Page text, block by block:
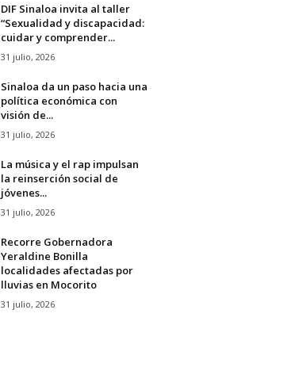
DIF Sinaloa invita al taller
“Sexualidad y discapacidad:
cuidar y comprender...
31 julio, 2026
Sinaloa da un paso hacia una
política económica con
visión de...
31 julio, 2026
La música y el rap impulsan
la reinserción social de
jóvenes...
31 julio, 2026
Recorre Gobernadora
Yeraldine Bonilla
localidades afectadas por
lluvias en Mocorito
31 julio, 2026